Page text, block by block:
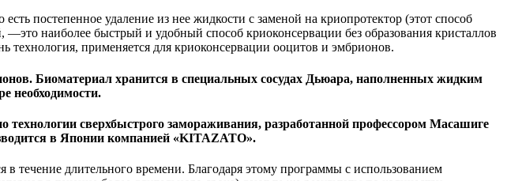
постепенное удаление из нее жидкости с заменой на криопротектор (этот способ
наиболее быстрый и удобный способ криоконсервации без образования кристаллов
применяется для криоконсервации ооцитов и эмбрионов.
Биоматериал хранится в специальных сосудах Дьюара, наполненных жидким
необходимости.
сверхбыстрого замораживания, разработанной профессором Масашиге
в Японии компанией «KITAZATO».
течение длительного времени. Благодаря этому программы с использованием